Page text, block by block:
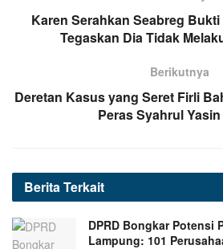
Karen Serahkan Seabreg
Tegaskan Dia Tidak
Berikutnya
Deretan Kasus yang Seret Firli
Peras Syahrul
BeritaTerkait
DPRD Bongkar Potensi
Lampung: 101